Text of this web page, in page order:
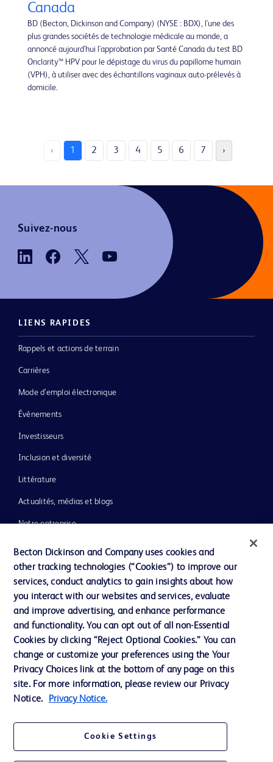
Canada
BD (Becton, Dickinson and Company) (NYSE : BDX), l'une des
plus grandes sociétés de technologie médicale au monde, a
annoncé aujourd'hui l'approbation par Santé Canada du test BD
Onclarity™ HPV pour le dépistage du virus du papillome humain
(VPH), à utiliser avec des échantillons vaginaux auto-prélevés à
domicile.
‹ 1 2 3 4 5 6 7 ›
Suivez-nous
LIENS RAPIDES
Rappels et actions de terrain
Carrières
Mode d’emploi électronique
Événements
Investisseurs
Inclusion et diversité
Littérature
Actualités, médias et blogs
Notre entreprise
Assistance
Nous contacter
Préférences en matière de cookies
Confidentialité
Conditions d’utilisation
Accessibilité du site Web
Becton Dickinson and Company uses cookies and
other tracking technologies (“Cookies”) to improve our
services, conduct analytics to gain insights about how
you interact with our websites and services, evaluate
and improve advertising, and enhance performance
and functionality. You can opt out of all non-Essential
Cookies by clicking “Reject Optional Cookies.” You can
change or customize your preferences using the Your
Privacy Choices link at the bottom of any page on this
site. For more information, please review our Privacy
Notice.
Privacy Notice.
Cookie Settings